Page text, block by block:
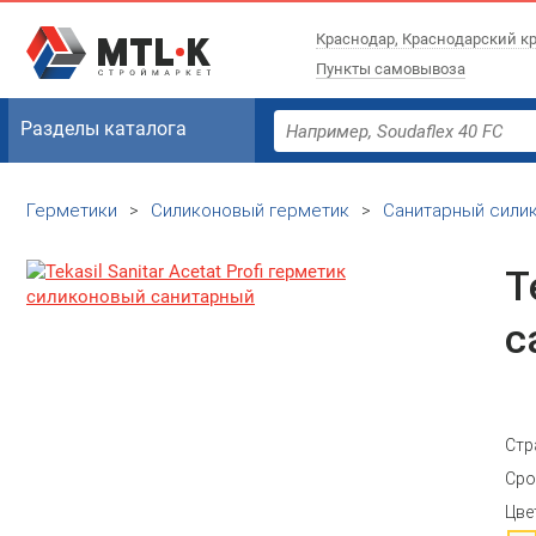
Краснодар, Краснодарский
Пункты самовывоза
Разделы каталога
Герметики > Силиконовый герметик > Санитарный